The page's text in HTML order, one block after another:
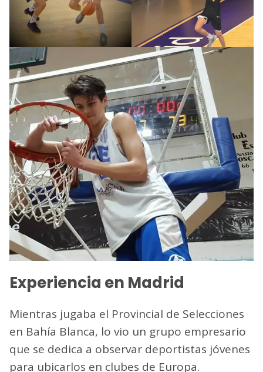
Experiencia en Madrid
Mientras jugaba el Provincial de Selecciones
en Bahía Blanca, lo vio un grupo empresario
que se dedica a observar deportistas jóvenes
para ubicarlos en clubes de Europa.